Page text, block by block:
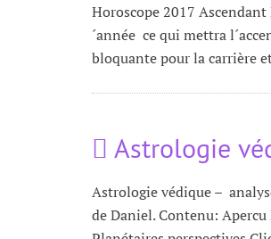
Horoscope 2017
´année ce qui mettra
bloquante pour la carrière
Astrologie
Astrologie védique –
de Daniel. Contenu: Apercu